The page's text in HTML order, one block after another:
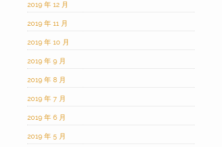
2019 年 12 月
2019 年 11 月
2019 年 10 月
2019 年 9 月
2019 年 8 月
2019 年 7 月
2019 年 6 月
2019 年 5 月